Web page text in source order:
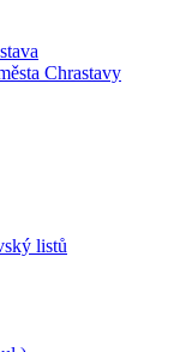
Chrastavy
listů